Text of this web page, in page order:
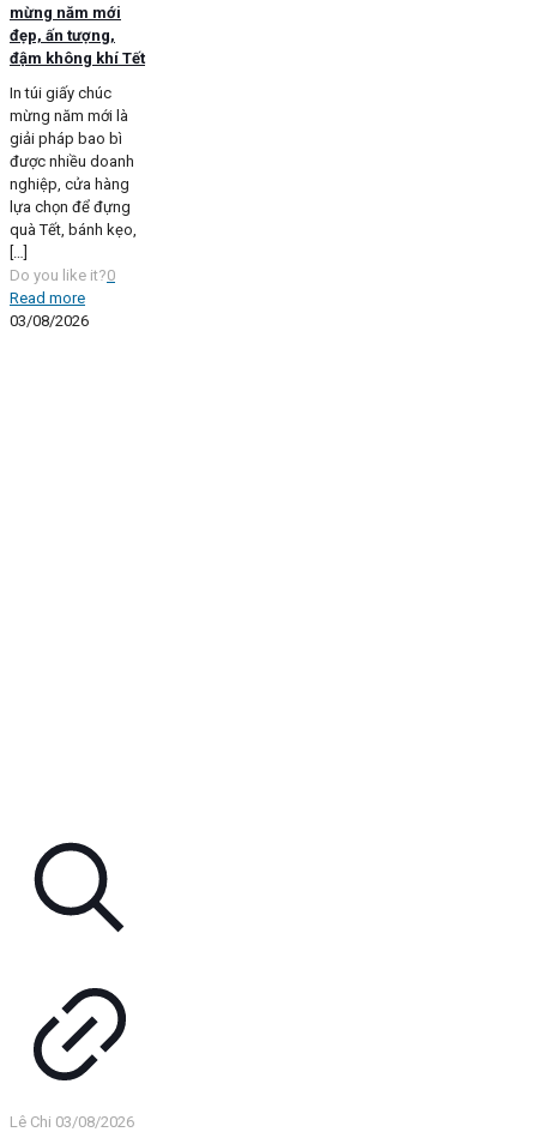
mừng năm mới
đẹp, ấn tượng,
đậm không khí Tết
In túi giấy chúc
mừng năm mới là
giải pháp bao bì
được nhiều doanh
nghiệp, cửa hàng
lựa chọn để đựng
quà Tết, bánh kẹo,
[…]
Do you like it?0
Read more
03/08/2026
Lê Chi 03/08/2026